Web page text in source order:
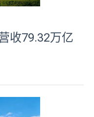
收79.32万亿